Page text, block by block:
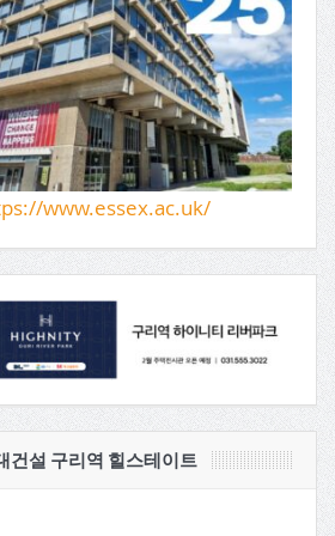
www.essex.ac.uk/
건설 구리역 힐스테이트